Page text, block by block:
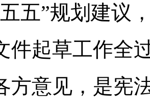
五”规划建议
件起草工作全
方意见，是宪